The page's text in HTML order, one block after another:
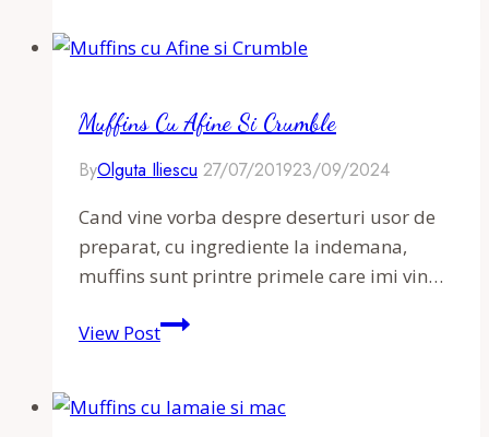
banane
Muffins Cu Afine Si Crumble
ByOlguta Iliescu 27/07/201923/09/2024
Cand vine vorba despre deserturi usor de
preparat, cu ingrediente la indemana,
muffins sunt printre primele care imi vin…
View PostMuffins
si